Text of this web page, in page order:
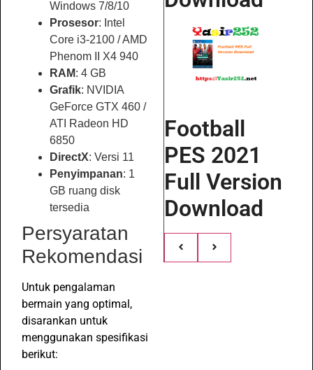
Windows 7/8/10
Prosesor: Intel
Core i3-2100 / AMD
Phenom II X4 940
RAM: 4 GB
Grafik: NVIDIA
GeForce GTX 460 /
ATI Radeon HD
6850
DirectX: Versi 11
Penyimpanan: 1
GB ruang disk
tersedia
Persyaratan
Rekomendasi
Untuk pengalaman
bermain yang optimal,
disarankan untuk
menggunakan spesifikasi
berikut:
Football
PES 2021
Full Version
Download